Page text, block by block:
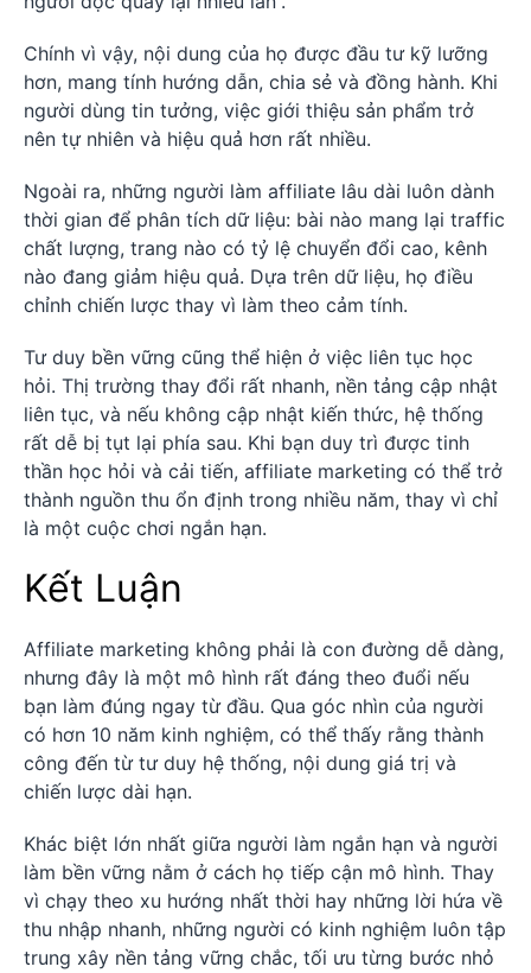
Chính vì vậy, nội dung của họ được đầu tư kỹ lưỡng
hơn, mang tính hướng dẫn, chia sẻ và đồng hành. Khi
người dùng tin tưởng, việc giới thiệu sản phẩm trở
nên tự nhiên và hiệu quả hơn rất nhiều.
Ngoài ra, những người làm affiliate lâu dài luôn dành
thời gian để phân tích dữ liệu: bài nào mang lại traffic
chất lượng, trang nào có tỷ lệ chuyển đổi cao, kênh
nào đang giảm hiệu quả. Dựa trên dữ liệu, họ điều
chỉnh chiến lược thay vì làm theo cảm tính.
Tư duy bền vững cũng thể hiện ở việc liên tục học
hỏi. Thị trường thay đổi rất nhanh, nền tảng cập nhật
liên tục, và nếu không cập nhật kiến thức, hệ thống
rất dễ bị tụt lại phía sau. Khi bạn duy trì được tinh
thần học hỏi và cải tiến, affiliate marketing có thể trở
thành nguồn thu ổn định trong nhiều năm, thay vì chỉ
là một cuộc chơi ngắn hạn.
Kết Luận
Affiliate marketing không phải là con đường dễ dàng,
nhưng đây là một mô hình rất đáng theo đuổi nếu
bạn làm đúng ngay từ đầu. Qua góc nhìn của người
có hơn 10 năm kinh nghiệm, có thể thấy rằng thành
công đến từ tư duy hệ thống, nội dung giá trị và
chiến lược dài hạn.
Khác biệt lớn nhất giữa người làm ngắn hạn và người
làm bền vững nằm ở cách họ tiếp cận mô hình. Thay
vì chạy theo xu hướng nhất thời hay những lời hứa về
thu nhập nhanh, những người có kinh nghiệm luôn tập
trung xây nền tảng vững chắc, tối ưu từng bước nhỏ